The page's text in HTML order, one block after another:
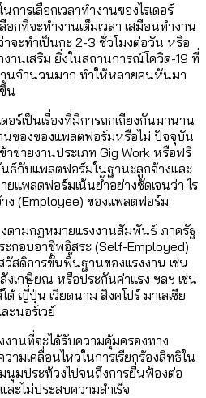
การเลือกเวลาทำงานของไรเดอร์
อกที่จะทำงานเต็มเวลา เสมือนทำงาน
จะทำเป็นกะ 2-3 ชั่วโมงต่อวัน หรือ
านเสริม ยิ่งในสถานการณ์โควิด-19 ที่
นจำนวนมาก ทำให้หลายคนหันมา
น
อร์เป็นเรื่องที่มีการถกเถียงกันมานาน
นของของแพลตฟอร์มหรือไม่ ปัจจุบัน
าข่ายงานประเภท Gig Work หรือฟรี
ธ์กับแพลตฟอร์มในฐานะลูกจ้างและ
แพลตฟอร์มเน้นย้ำอย่างชัดเจนว่า ไร
ง (Employee) ของแพลตฟอร์ม
างตามกฎหมายแรงงานสัมพันธ์ ภาครัฐ
ระกอบอาชีพอิสระ (Self-Employed)
วัสดิการขั้นพื้นฐานของแรงงาน เช่น
เกษียณ หรือประกันค่าแรง ฯลฯ เช่น
ญี่ปุ่น เวียดนาม สิงคโปร์ มาเลเซีย
นอร์เวย์
งานที่จะได้รับความคุ้มครองทาง
ามเคลื่อนไหวในการเรียกร้องสิทธิใน
นุมประท้วงไปจนถึงการยื่นฟ้องต่อ
ะไม่ประสบความสำเร็จ